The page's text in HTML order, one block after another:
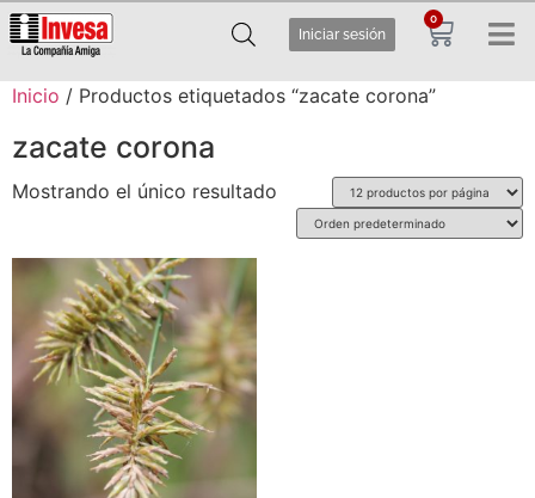
Iniciar sesión
0
Inicio / Productos etiquetados “zacate corona”
zacate corona
Mostrando el único resultado